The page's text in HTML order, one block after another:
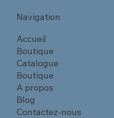
Navigation
Accueil
Boutique
Catalogue
Boutique
A propos
Blog
Contactez-nous